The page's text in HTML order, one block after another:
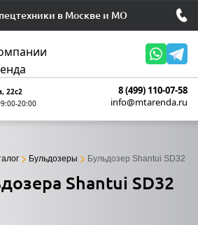
в Москве и МО
22c2
20:00
8 (499) 110-07-58
info@mtarenda.ru
Shantui SD32
Бульдозеры Бульдозер Shantui SD32